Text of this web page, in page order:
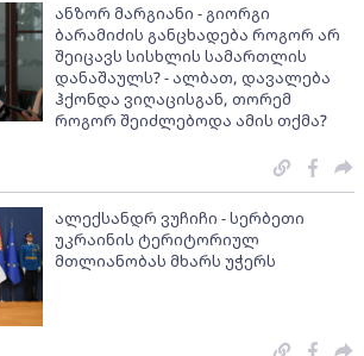
ანზორ მარგიანი - გიორგი
ბარამიძის განცხადება როგორ არ
შეიცავს სისხლის სამართლის
დანაშაულს? - ალბათ, დავალება
ჰქონდა ვიღაცისგან, თორემ
როგორ შეიძლებოდა ამის თქმა?
ალექსანდრ ვუჩიჩი - სერბეთი
უკრაინის ტერიტორიულ
მთლიანობას მხარს უჭერს